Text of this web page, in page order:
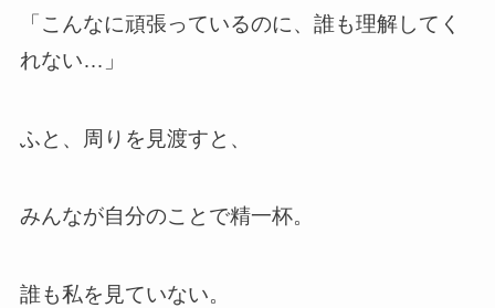
「こんなに頑張っているのに、誰も理解してく
れない…」
ふと、周りを見渡すと、
みんなが自分のことで精一杯。
誰も私を見ていない。